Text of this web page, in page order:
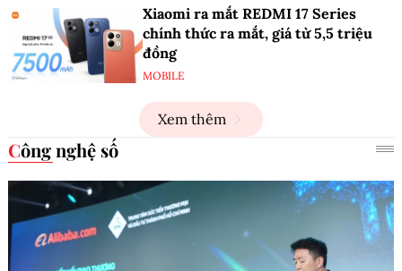
Xiaomi ra mắt REDMI 17 Series
chính thức ra mắt, giá từ 5,5 triệu
đồng
MOBILE
Xem thêm
Công nghệ số